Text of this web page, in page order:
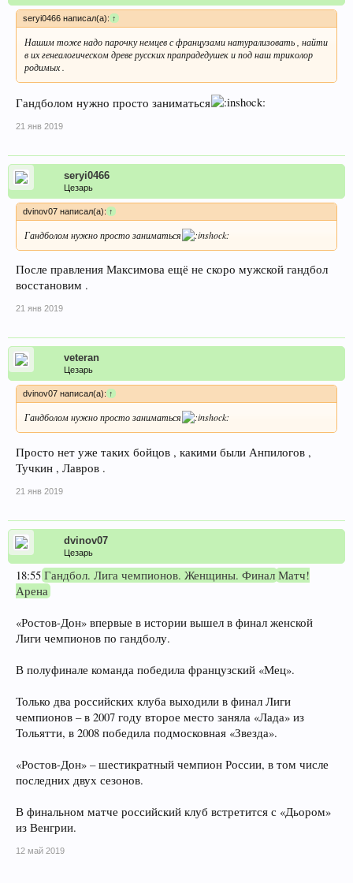
seryi0466 написал(а):↑
Нашим тоже надо парочку немцев с французами натурализовать , найти
в их генеалогическом древе русских прапрадедушек и под наш триколор
родимых .
Гандболом нужно просто заниматься
21 янв 2019
seryi0466
Цезарь
dvinov07 написал(а):↑
Гандболом нужно просто заниматься
После правления Максимова ещё не скоро мужской гандбол
восстановим .
21 янв 2019
veteran
Цезарь
dvinov07 написал(а):↑
Гандболом нужно просто заниматься
Просто нет уже таких бойцов , какими были Анпилогов ,
Тучкин , Лавров .
21 янв 2019
dvinov07
Цезарь
18:55Гандбол. Лига чемпионов. Женщины. Финал Матч!
Арена
«Ростов-Дон» впервые в истории вышел в финал женской
Лиги чемпионов по гандболу.
В полуфинале команда победила французский «Мец».
Только два российских клуба выходили в финал Лиги
чемпионов – в 2007 году второе место заняла «Лада» из
Тольятти, в 2008 победила подмосковная «Звезда».
«Ростов-Дон» – шестикратный чемпион России, в том числе
последних двух сезонов.
В финальном матче российский клуб встретится с «Дьором»
из Венгрии.
12 май 2019